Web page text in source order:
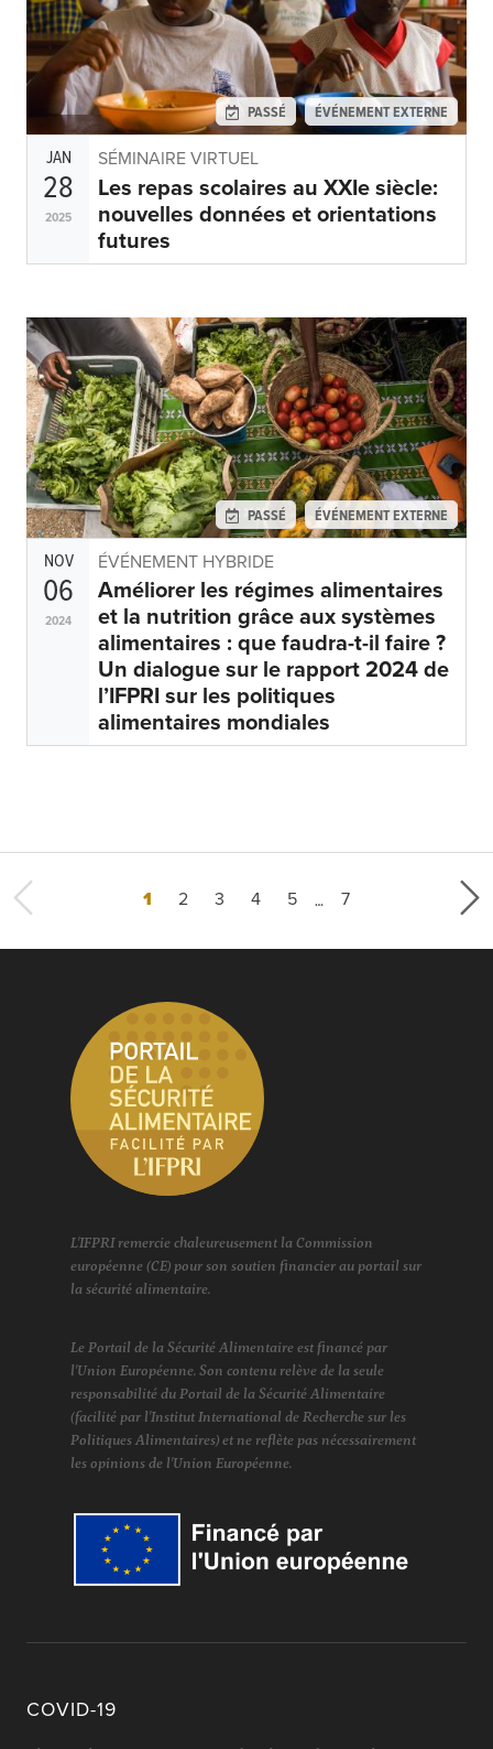
PASSÉ ÉVÉNEMENT EXTERNE
JAN
28
2025
SÉMINAIRE VIRTUEL
Les repas scolaires au XXIe siècle:
nouvelles données et orientations
futures
PASSÉ ÉVÉNEMENT EXTERNE
NOV
06
2024
ÉVÉNEMENT HYBRIDE
Améliorer les régimes alimentaires
et la nutrition grâce aux systèmes
alimentaires : que faudra-t-il faire ?
Un dialogue sur le rapport 2024 de
l’IFPRI sur les politiques
alimentaires mondiales
Page courante
1 Page
2 Page
3 Page
4 Page
5 … Dernière page
7
L'IFPRI remercie chaleureusement la Commission
européenne (CE) pour son soutien financier au portail sur
la sécurité alimentaire.
Le Portail de la Sécurité Alimentaire est financé par
l'Union Européenne. Son contenu relève de la seule
responsabilité du Portail de la Sécurité Alimentaire
(facilité par l'Institut International de Recherche sur les
Politiques Alimentaires) et ne reflète pas nécessairement
les opinions de l'Union Européenne.
COVID-19